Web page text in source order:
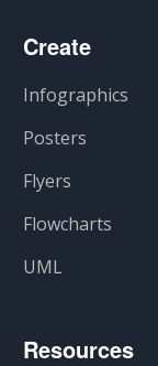
Create
Infographics
Posters
Flyers
Flowcharts
UML
Resources